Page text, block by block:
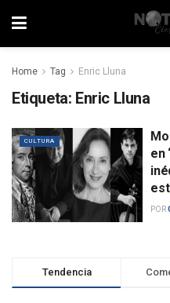
Home Tag Enric Lluna
Etiqueta: Enric Lluna
CULTURA
en
POR
Tendencia